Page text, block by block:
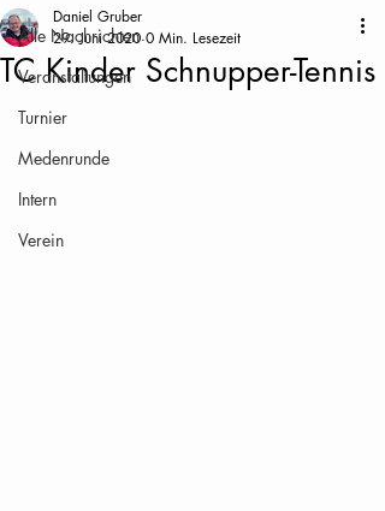
Alle Nachrichten
Veranstaltungen
Turnier
Medenrunde
Intern
Verein
TC Kinder Schnupper-Tennis
Daniel Gruber
29. Juni 2020 0 Min. Lesezeit